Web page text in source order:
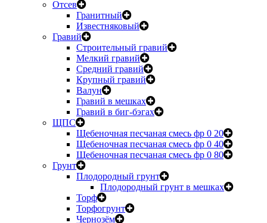
Отсев
Гранитный
Известняковый
Гравий
Строительный гравий
Мелкий гравий
Средний гравий
Крупный гравий
Валун
Гравий в мешках
Гравий в биг-бэгах
ЩПС
Щебеночная песчаная смесь фр 0 20
Щебеночная песчаная смесь фр 0 40
Щебеночная песчаная смесь фр 0 80
Грунт
Плодородный грунт
Плодородный грунт в мешках
Торф
Торфогрунт
Чернозём